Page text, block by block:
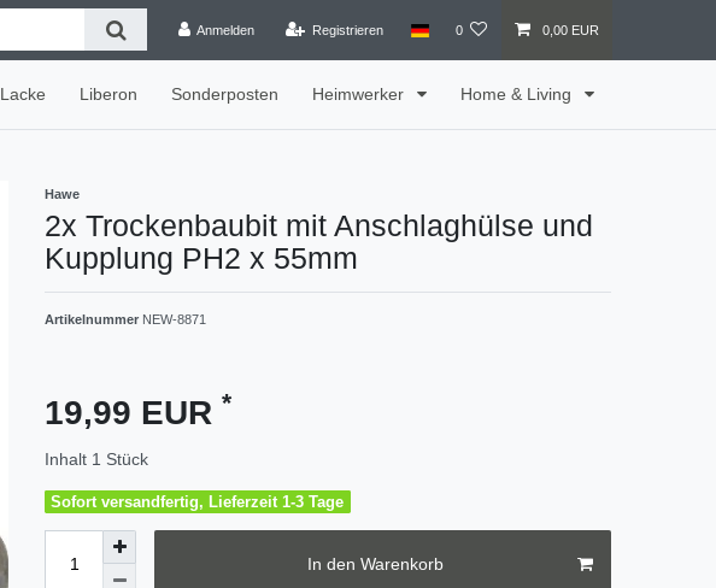
Anmelden Registrieren 0 0,00 EUR
Lacke Liberon Sonderposten Heimwerker Home & Living
Hawe
2x Trockenbaubit mit Anschlaghülse und
Kupplung PH2 x 55mm
Artikelnummer NEW-8871
19,99 EUR *
Inhalt 1 Stück
Sofort versandfertig, Lieferzeit 1-3 Tage
In den Warenkorb